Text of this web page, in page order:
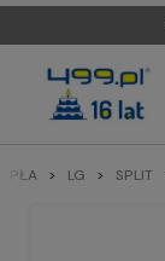
LG SPLIT